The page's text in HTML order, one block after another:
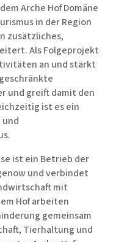
Arche Hof Domäne
in der Region
zusätzliches,
Als Folgeprojekt
an und stärkt
und greift damit den
ist es ein
ist ein Betrieb der
und verbindet
mit
Hof arbeiten
gemeinsam
Tierhaltung und